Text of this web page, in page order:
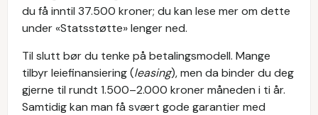
du få inntil 37.500 kroner; du kan lese mer om dette
under «Statsstøtte» lenger ned.
Til slutt bør du tenke på betalingsmodell. Mange
tilbyr leiefinansiering (leasing), men da binder du deg
gjerne til rundt 1.500–2.000 kroner måneden i ti år.
Samtidig kan man få svært gode garantier med